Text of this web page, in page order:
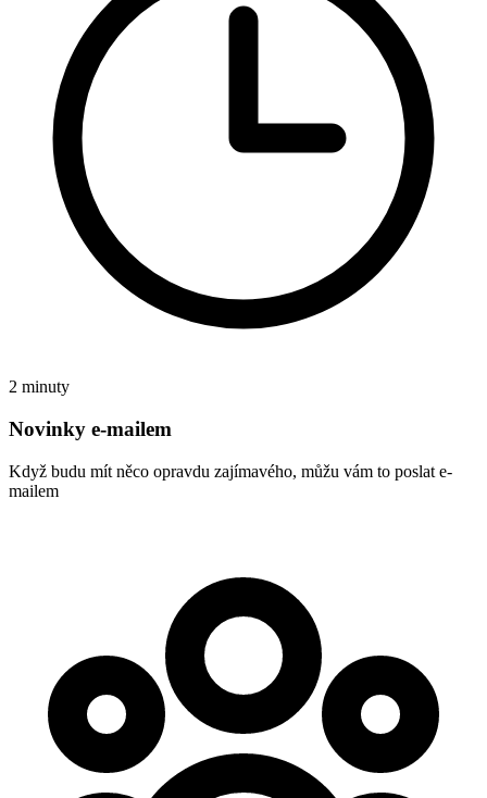
2 minuty
Novinky e-mailem
Když budu mít něco opravdu zajímavého, můžu vám to poslat e-
mailem